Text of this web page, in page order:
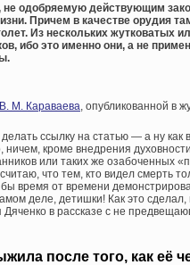
не одобряемую действующим
Причем в качестве орудия
Из нескольких жутковатых
ибо это именно они, а не
М. Караваева , опубликованной в
ссылку на статью — а ну как
кроме внедрения
или таких же озабоченных
что тем, кто видел смерть
время от времени
деле, детишки! Как это
Дяченко в рассказе с не
после того, как её